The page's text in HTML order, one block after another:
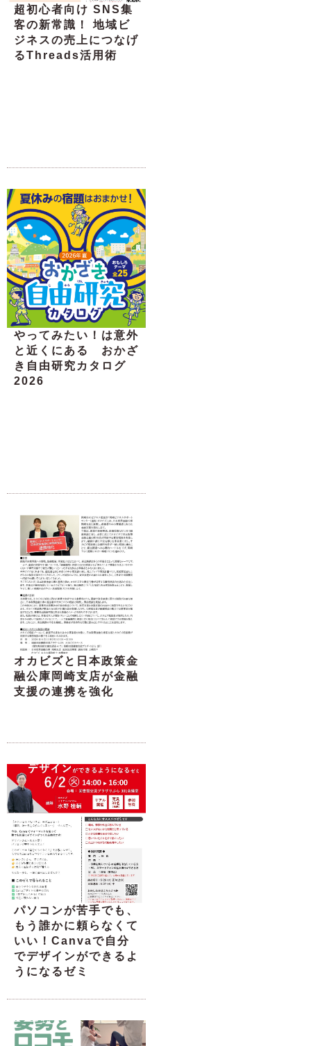
超初心者向け SNS集
客の新常識！ 地域ビ
ジネスの売上につなげ
るThreads活用術
やってみたい！は意外
と近くにある おかざ
き自由研究カタログ
2026
オカビズと日本政策金
融公庫岡崎支店が金融
支援の連携を強化
パソコンが苦手でも、
もう誰かに頼らなくて
いい！Canvaで自分
でデザインができるよ
うになるゼミ